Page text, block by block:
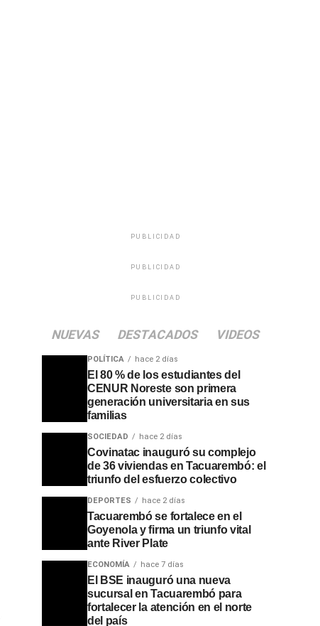
PUBLICIDAD
PUBLICIDAD
PUBLICIDAD
NUEVAS DESTACADOS VIDEOS
POLÍTICA hace 2 días
El 80 % de los estudiantes del
CENUR Noreste son primera
generación universitaria en sus
familias
SOCIEDAD hace 2 días
Covinatac inauguró su complejo
de 36 viviendas en Tacuarembó: el
triunfo del esfuerzo colectivo
DEPORTES hace 2 días
Tacuarembó se fortalece en el
Goyenola y firma un triunfo vital
ante River Plate
ECONOMÍA hace 7 días
El BSE inauguró una nueva
sucursal en Tacuarembó para
fortalecer la atención en el norte
del país